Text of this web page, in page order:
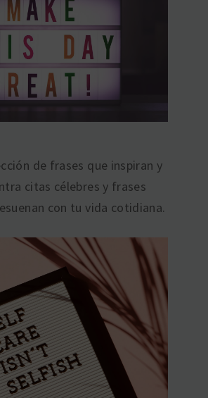
de frases que inspiran y
citas célebres y frases
con tu vida cotidiana.